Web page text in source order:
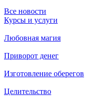
Все новости
Курсы и услуги
Любовная магия
Приворот денег
Изготовление оберегов
Целительство